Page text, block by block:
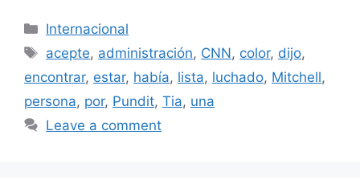
Categories
Internacional
Tags
acepte, administración, CNN, color, dijo,
encontrar, estar, había, lista, luchado, Mitchell,
persona, por, Pundit, Tia, una
Leave a comment